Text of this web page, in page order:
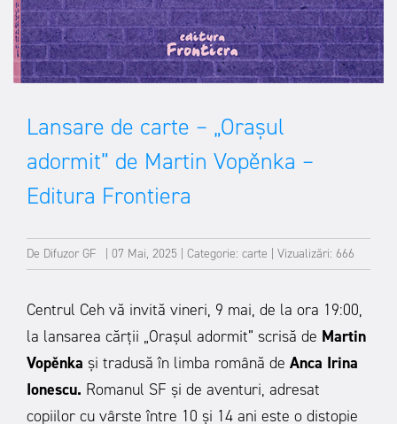
Lansare de carte – „Orașul
adormit” de Martin Vopěnka –
Editura Frontiera
De Difuzor GF | 07 Mai, 2025 | Categorie: carte | Vizualizări: 666
Centrul Ceh vă invită vineri, 9 mai, de la ora 19:00,
la lansarea cărții „Orașul adormit” scrisă de Martin
Vopěnka și tradusă în limba română de Anca Irina
Ionescu. Romanul SF și de aventuri, adresat
copiilor cu vârste între 10 și 14 ani este o distopie